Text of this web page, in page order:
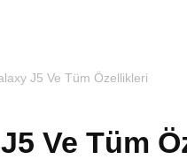
J5 Ve Tüm Özellikleri
Ve Tüm